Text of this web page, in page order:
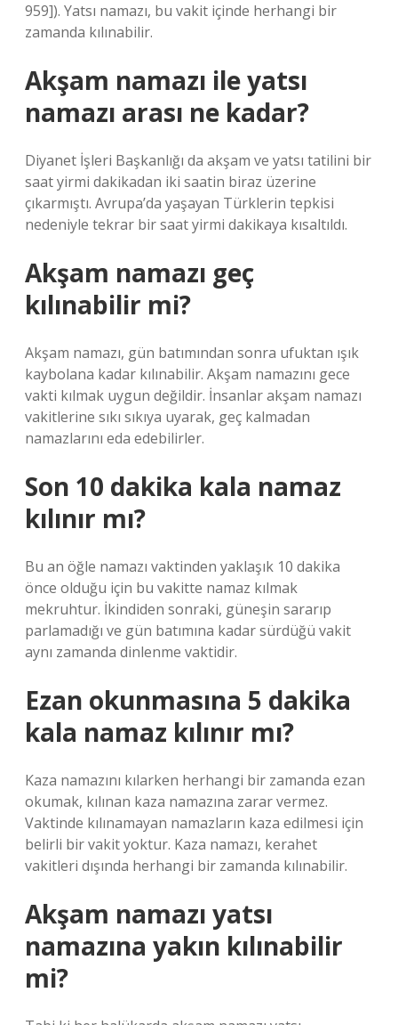
959]). Yatsı namazı, bu vakit içinde herhangi bir
zamanda kılınabilir.
Akşam namazı ile yatsı
namazı arası ne kadar?
Diyanet İşleri Başkanlığı da akşam ve yatsı tatilini bir
saat yirmi dakikadan iki saatin biraz üzerine
çıkarmıştı. Avrupa’da yaşayan Türklerin tepkisi
nedeniyle tekrar bir saat yirmi dakikaya kısaltıldı.
Akşam namazı geç
kılınabilir mi?
Akşam namazı, gün batımından sonra ufuktan ışık
kaybolana kadar kılınabilir. Akşam namazını gece
vakti kılmak uygun değildir. İnsanlar akşam namazı
vakitlerine sıkı sıkıya uyarak, geç kalmadan
namazlarını eda edebilirler.
Son 10 dakika kala namaz
kılınır mı?
Bu an öğle namazı vaktinden yaklaşık 10 dakika
önce olduğu için bu vakitte namaz kılmak
mekruhtur. İkindiden sonraki, güneşin sararıp
parlamadığı ve gün batımına kadar sürdüğü vakit
aynı zamanda dinlenme vaktidir.
Ezan okunmasına 5 dakika
kala namaz kılınır mı?
Kaza namazını kılarken herhangi bir zamanda ezan
okumak, kılınan kaza namazına zarar vermez.
Vaktinde kılınamayan namazların kaza edilmesi için
belirli bir vakit yoktur. Kaza namazı, kerahet
vakitleri dışında herhangi bir zamanda kılınabilir.
Akşam namazı yatsı
namazına yakın kılınabilir
mi?